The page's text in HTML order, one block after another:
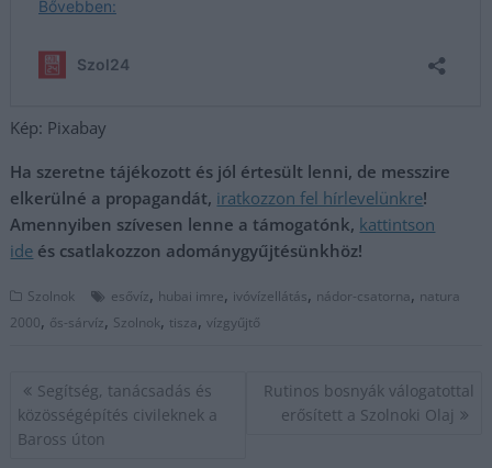
Kép: Pixabay
Ha szeretne tájékozott és jól értesült lenni, de messzire
elkerülné a propagandát, iratkozzon fel hírlevelünkre!
Amennyiben szívesen lenne a támogatónk, kattintson
ide és csatlakozzon adománygyűjtésünkhöz!
Szolnok esővíz, hubai imre, ivóvízellátás, nádor-csatorna, natura
2000, ős-sárvíz, Szolnok, tisza,vízgyűjtő
Bejegyzés
navigáció
Segítség, tanácsadás és
közösségépítés civileknek a
Baross úton
Rutinos bosnyák válogatottal
erősített a Szolnoki Olaj